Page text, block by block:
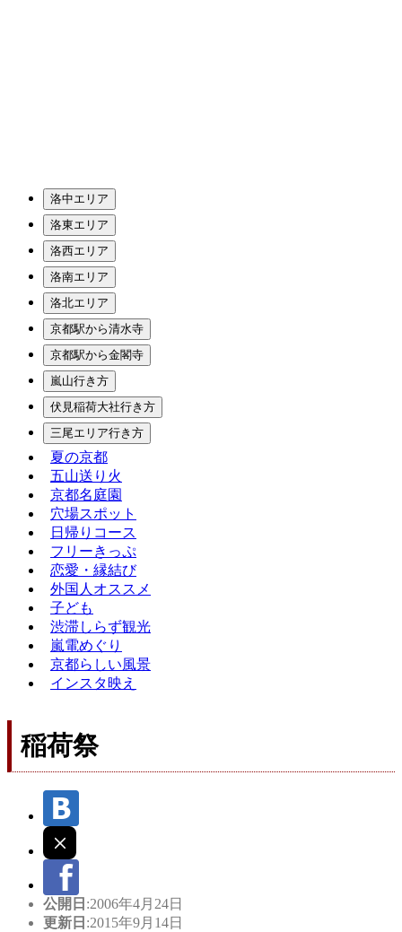
洛中エリア
洛東エリア
洛西エリア
洛南エリア
洛北エリア
京都駅から清水寺
京都駅から金閣寺
嵐山行き方
伏見稲荷大社行き方
三尾エリア行き方
夏の京都
五山送り火
京都名庭園
穴場スポット
日帰りコース
フリーきっぷ
恋愛・縁結び
外国人オススメ
子ども
渋滞しらず観光
嵐電めぐり
京都らしい風景
インスタ映え
稲荷祭
公開日 :2006年4月24日
更新日 :2015年9月14日